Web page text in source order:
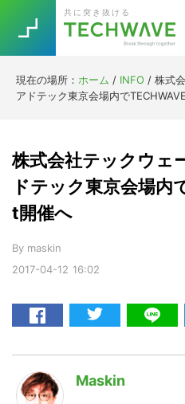
primary
navigation
main
content
primary
sidebar
footer
共に突き抜ける
現在の場所： ホーム / INFO / 株式
アドテック東京会場内で
2017-04-12 16:02
株式会社テックウェ
ドテック東京会場
t開催へ
By maskin
Maskin
TOPICS
RE:LIFE
Re:Work
AI
[Startup]
[Voice Edition]
[YouTube]
Trend 今話題の注目キーワード
5G Asana
ニューノーマル
Daily